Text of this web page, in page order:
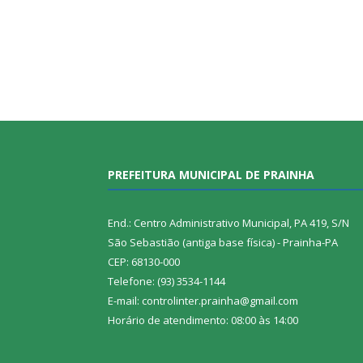
PREFEITURA MUNICIPAL DE PRAINHA
End.: Centro Administrativo Municipal, PA 419, S/N
São Sebastião (antiga base física) - Prainha-PA
CEP: 68130-000
Telefone: (93) 3534-1144
E-mail: controlinter.prainha@gmail.com
Horário de atendimento: 08:00 às 14:00